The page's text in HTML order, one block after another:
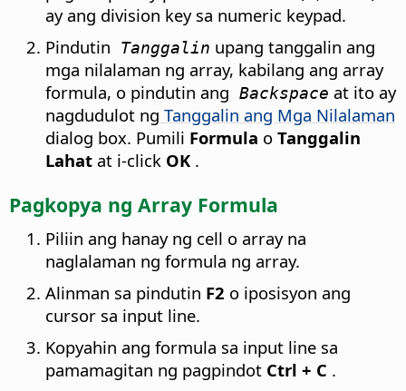
ay ang division key sa numeric keypad.
Pindutin Tanggalin upang tanggalin ang
mga nilalaman ng array, kabilang ang array
formula, o pindutin ang Backspace at ito ay
nagdudulot ng Tanggalin ang Mga Nilalaman
dialog box. Pumili Formula o Tanggalin
Lahat at i-click OK .
Pagkopya ng Array Formula
Piliin ang hanay ng cell o array na
naglalaman ng formula ng array.
Alinman sa pindutin F2 o iposisyon ang
cursor sa input line.
Kopyahin ang formula sa input line sa
pamamagitan ng pagpindot Ctrl + C .